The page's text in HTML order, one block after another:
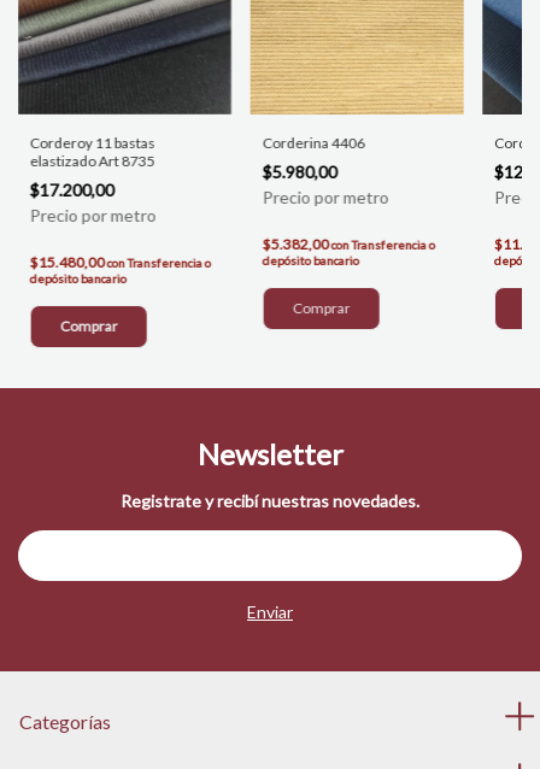
Corderoy 11 bastas
elastizado Art 8735
$17.200,00
$15.480,00conTransferencia o
depósito bancario
Comprar
Corderina 4406
$5.980,00
$5.382,00conTransferencia o
depósito bancario
Newsletter
Registrate y recibí nuestras novedades.
Categorías